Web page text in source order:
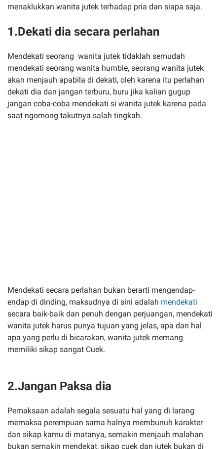
menaklukkan wanita jutek terhadap pria dan siapa saja.
1.Dekati dia secara perlahan
Mendekati seorang wanita jutek tidaklah semudah
mendekati seorang wanita humble, seorang wanita jutek
akan menjauh apabila di dekati, oleh karena itu perlahan
dekati dia dan jangan terburu, buru jika kalian gugup
jangan coba-coba mendekati si wanita jutek karena pada
saat ngomong takutnya salah tingkah.
Mendekati secara perlahan bukan berarti mengendap-
endap di dinding, maksudnya di sini adalah mendekati
secara baik-baik dan penuh dengan perjuangan, mendekati
wanita jutek harus punya tujuan yang jelas, apa dan hal
apa yang perlu di bicarakan, wanita jutek memang
memiliki sikap sangat Cuek.
2.Jangan Paksa dia
Pemaksaan adalah segala sesuatu hal yang di larang
memaksa perempuan sama halnya membunuh karakter
dan sikap kamu di matanya, semakin menjauh malahan
bukan semakin mendekat, sikap cuek dan jutek bukan di